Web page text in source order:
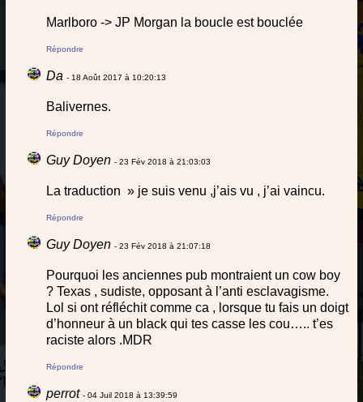
Marlboro -> JP Morgan la boucle est bouclée
Répondre
Da - 18 Août 2017 à 10:20:13
Balivernes.
Répondre
Guy Doyen - 23 Fév 2018 à 21:03:03
La traduction » je suis venu ,j’ais vu , j’ai vaincu.
Répondre
Guy Doyen - 23 Fév 2018 à 21:07:18
Pourquoi les anciennes pub montraient un cow boy
? Texas , sudiste, opposant à l’anti esclavagisme.
Lol si ont réfléchit comme ca , lorsque tu fais un doigt
d’honneur à un black qui tes casse les cou….. t’es
raciste alors .MDR
Répondre
perrot - 04 Juil 2018 à 13:39:59